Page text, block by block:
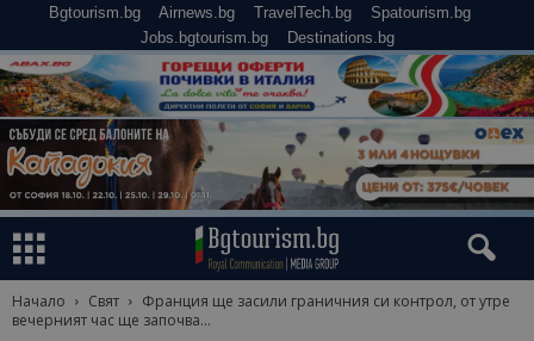
Bgtourism.bg Airnews.bg TravelTech.bg
Spatourism.bg
Jobs.bgtourism.bg
Destinations.bg
Начало Свят
Франция ще засили граничния си контрол, от утре
вечерният час ще започва...